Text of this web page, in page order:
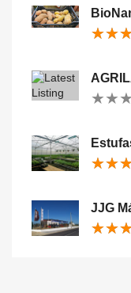
★★
★★
★★★
★★★
★★
★★
JJG
★★
★★